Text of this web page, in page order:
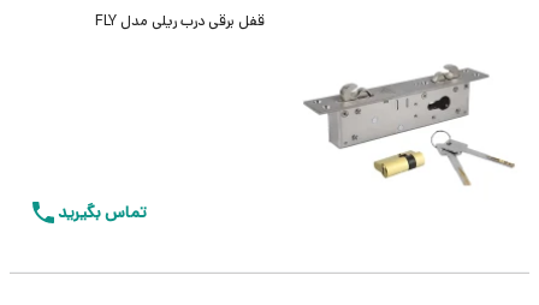
قفل برقی درب ریلی مدل FLY
تماس بگیرید